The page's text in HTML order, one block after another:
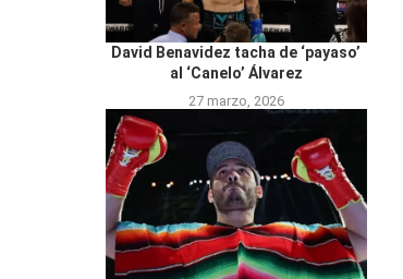
David Benavidez tacha de ‘payaso’
al ‘Canelo’ Álvarez
27 marzo, 2026